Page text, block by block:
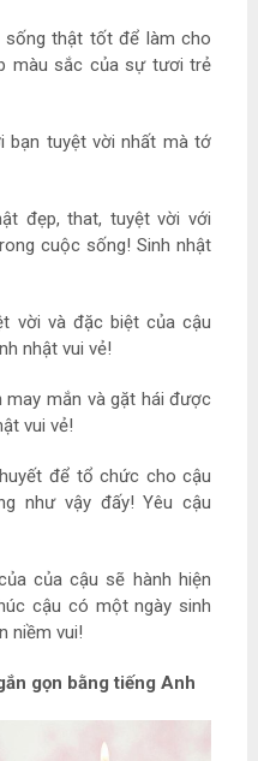
sống thật tốt để làm cho
màu sắc của sự tươi trẻ
bạn tuyệt vời nhất mà tớ
đẹp, that, tuyệt vời với
cuộc sống! Sinh nhật
vời và đặc biệt của cậu
nhật vui vẻ!
may mắn và gặt hái được
vui vẻ!
để tổ chức cho cậu
như vậy đấy! Yêu cậu
của cậu sẽ hành hiện
cậu có một ngày sinh
niềm vui!
gọn bằng tiếng Anh